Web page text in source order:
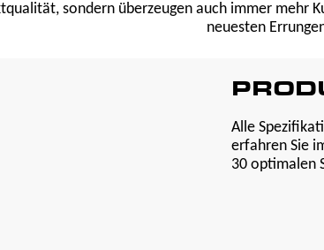
sondern überzeugen auch immer mehr
neuesten
Alle
erfahren Sie
30 optimalen